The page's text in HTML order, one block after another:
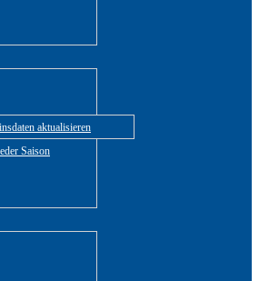
aktualisieren
Saison